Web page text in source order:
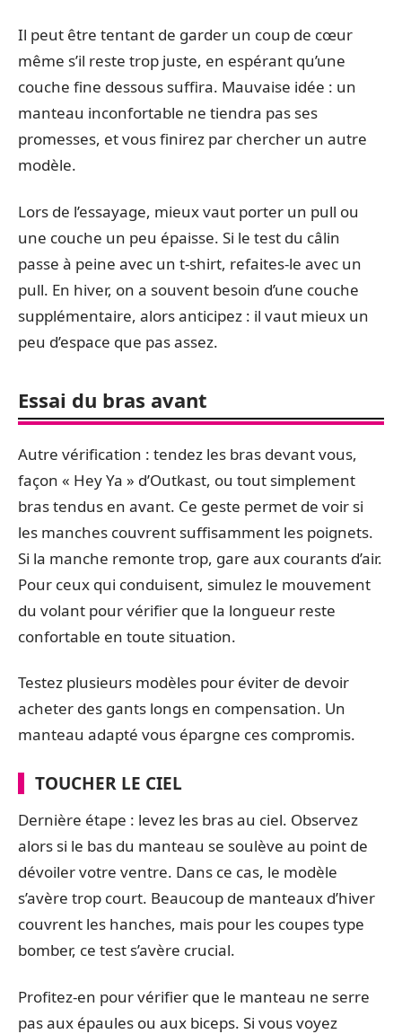
Il peut être tentant de garder un coup de cœur
même s’il reste trop juste, en espérant qu’une
couche fine dessous suffira. Mauvaise idée : un
manteau inconfortable ne tiendra pas ses
promesses, et vous finirez par chercher un autre
modèle.
Lors de l’essayage, mieux vaut porter un pull ou
une couche un peu épaisse. Si le test du câlin
passe à peine avec un t-shirt, refaites-le avec un
pull. En hiver, on a souvent besoin d’une couche
supplémentaire, alors anticipez : il vaut mieux un
peu d’espace que pas assez.
Essai du bras avant
Autre vérification : tendez les bras devant vous,
façon « Hey Ya » d’Outkast, ou tout simplement
bras tendus en avant. Ce geste permet de voir si
les manches couvrent suffisamment les poignets.
Si la manche remonte trop, gare aux courants d’air.
Pour ceux qui conduisent, simulez le mouvement
du volant pour vérifier que la longueur reste
confortable en toute situation.
Testez plusieurs modèles pour éviter de devoir
acheter des gants longs en compensation. Un
manteau adapté vous épargne ces compromis.
TOUCHER LE CIEL
Dernière étape : levez les bras au ciel. Observez
alors si le bas du manteau se soulève au point de
dévoiler votre ventre. Dans ce cas, le modèle
s’avère trop court. Beaucoup de manteaux d’hiver
couvrent les hanches, mais pour les coupes type
bomber, ce test s’avère crucial.
Profitez-en pour vérifier que le manteau ne serre
pas aux épaules ou aux biceps. Si vous voyez